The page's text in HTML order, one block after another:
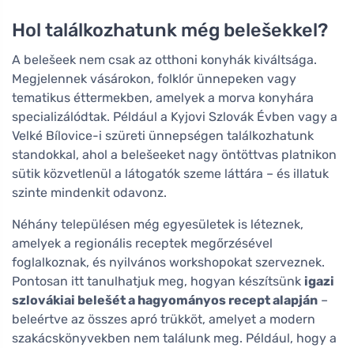
Hol találkozhatunk még belešekkel?
A belešeek nem csak az otthoni konyhák kiváltsága.
Megjelennek vásárokon, folklór ünnepeken vagy
tematikus éttermekben, amelyek a morva konyhára
specializálódtak. Például a Kyjovi Szlovák Évben vagy a
Velké Bílovice-i szüreti ünnepségen találkozhatunk
standokkal, ahol a belešeeket nagy öntöttvas platnikon
sütik közvetlenül a látogatók szeme láttára – és illatuk
szinte mindenkit odavonz.
Néhány településen még egyesületek is léteznek,
amelyek a regionális receptek megőrzésével
foglalkoznak, és nyilvános workshopokat szerveznek.
Pontosan itt tanulhatjuk meg, hogyan készítsünk igazi
szlovákiai belešét a hagyományos recept alapján –
beleértve az összes apró trükköt, amelyet a modern
szakácskönyvekben nem találunk meg. Például, hogy a